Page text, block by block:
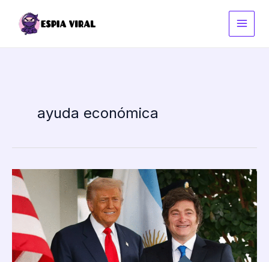
contenido
ayuda económica